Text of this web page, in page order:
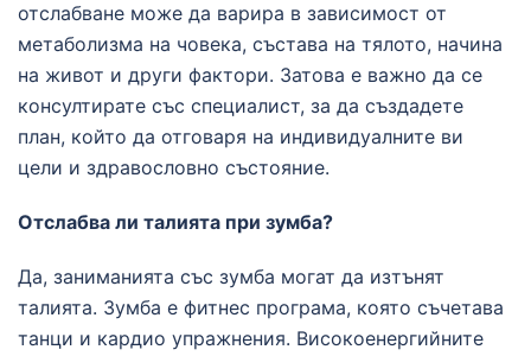
отслабване може да варира в зависимост от
метаболизма на човека, състава на тялото, начина
на живот и други фактори. Затова е важно да се
консултирате със специалист, за да създадете
план, който да отговаря на индивидуалните ви
цели и здравословно състояние.
Отслабва ли талията при зумба?
Да, заниманията със зумба могат да изтънят
талията. Зумба е фитнес програма, която съчетава
танци и кардио упражнения. Високоенергийните